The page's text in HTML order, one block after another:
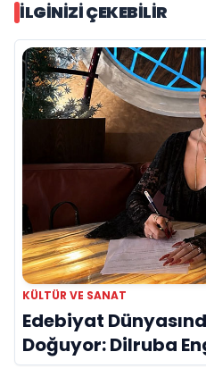
İLGINIZI ÇEKEBILIR
KÜLTÜR VE SANAT
Edebiyat
Doğuyor: Dilruba
Evreni ‘AVENOİR’